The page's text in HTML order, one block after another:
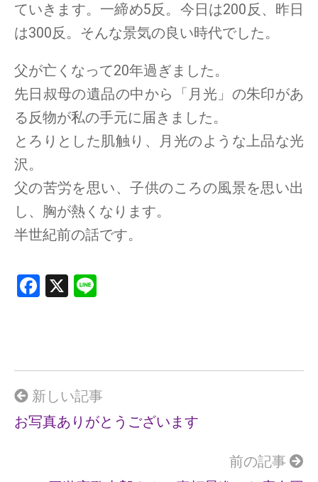
ていきます。一締め5反。今日は200反、昨日
は300反。そんな景気の良い時代でした。
父が亡くなって20年過ぎました。
先日叔母の遺品の中から「月光」の朱印があ
る反物が私の手元に届きました。
とろりとした肌触り、月光のような上品な光
沢。
父の苦労を思い、子供のころの風景を思い出
し、胸が熱くなります。
半世紀前の話です。
F
o
o
k
X Li
新しい記事
お写真ありがとうございます
前の記事